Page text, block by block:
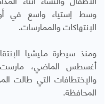
وسط إستياء واسع في
الإنتهاكات والممارسات.
ومنذ سيطرة مليشيا
أغسطس الماضي، مارست
والإختطافات التي طالت
المحافظة.